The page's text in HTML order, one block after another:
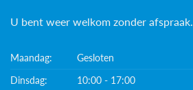
U bent weer welkom zonder afspraak.
Maandag:
Gesloten
Dinsdag:
10:00 - 17:00